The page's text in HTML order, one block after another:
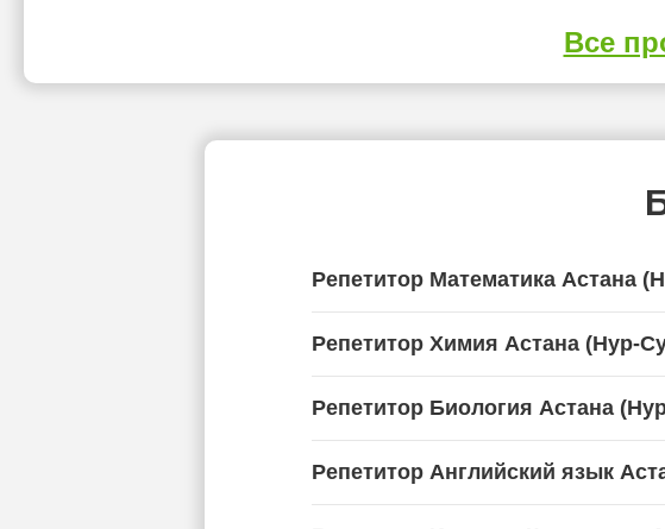
Все
Репетитор Математика Астана
Репетитор Химия Астана (Нур-
Репетитор Биология Астана
Репетитор Английский язык